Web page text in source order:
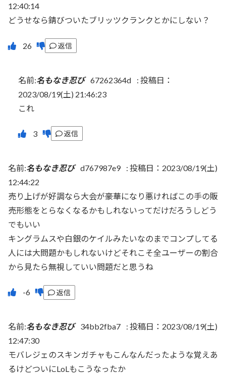
12:40:14
どうせなら錆びついたブリッツクランクとかにしない？
返信
名前:名もなき忍び 67262364d : 投稿日：
2023/08/19(土) 21:46:23
これ
返信
名前:名もなき忍び d767987e9 : 投稿日：2023/08/19(土)
12:44:22
売り上げが好調なら大会が豪華になり悪ければこの手の販
売形態をとらなくなるかもしれないってだけだろうしどう
でもいい
キングラムスや白銀のケイルみたいなのまでコンプしてる
人には大問題かもしれないけどそれこそ全ユーザーの割合
から見たら無視していい問題だと思うね
返信
名前:名もなき忍び 34bb2fba7 : 投稿日：2023/08/19(土)
12:47:30
モバレジェのスキンガチャもこんなんだったような覚えあ
るけどついにLoLもこうなったか